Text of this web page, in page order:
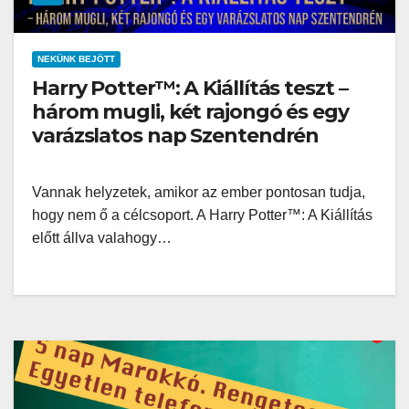
NEKÜNK BEJÖTT
Harry Potter™: A Kiállítás teszt –
három mugli, két rajongó és egy
varázslatos nap Szentendrén
Vannak helyzetek, amikor az ember pontosan tudja,
hogy nem ő a célcsoport. A Harry Potter™: A Kiállítás
előtt állva valahogy…